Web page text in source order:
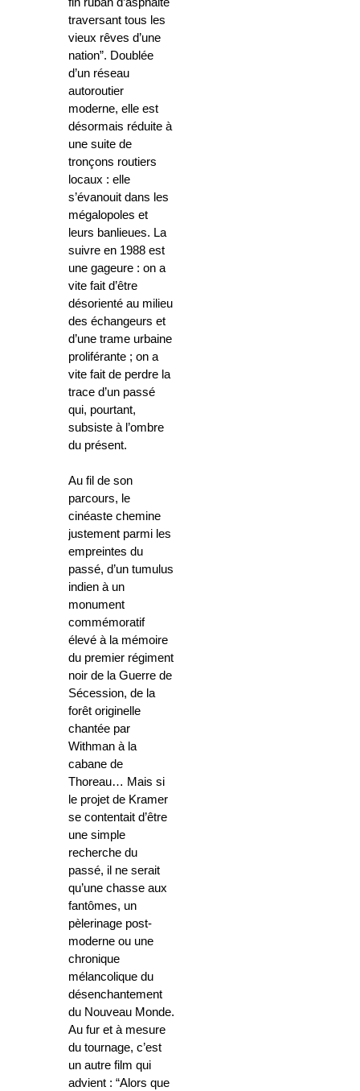
fin ruban d’asphalte
traversant tous les
vieux rêves d’une
nation”. Doublée
d’un réseau
autoroutier
moderne, elle est
désormais réduite à
une suite de
tronçons routiers
locaux : elle
s’évanouit dans les
mégalopoles et
leurs banlieues. La
suivre en 1988 est
une gageure : on a
vite fait d’être
désorienté au milieu
des échangeurs et
d’une trame urbaine
proliférante ; on a
vite fait de perdre la
trace d’un passé
qui, pourtant,
subsiste à l’ombre
du présent.
Au fil de son
parcours, le
cinéaste chemine
justement parmi les
empreintes du
passé, d’un tumulus
indien à un
monument
commémoratif
élevé à la mémoire
du premier régiment
noir de la Guerre de
Sécession, de la
forêt originelle
chantée par
Withman à la
cabane de
Thoreau… Mais si
le projet de Kramer
se contentait d’être
une simple
recherche du
passé, il ne serait
qu’une chasse aux
fantômes, un
pèlerinage post-
moderne ou une
chronique
mélancolique du
désenchantement
du Nouveau Monde.
Au fur et à mesure
du tournage, c’est
un autre film qui
advient : “Alors que